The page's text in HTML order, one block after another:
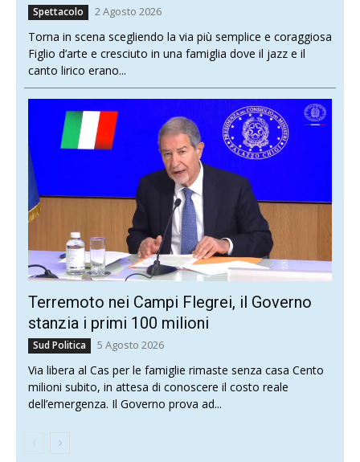
Spettacolo 2 Agosto 2026
Torna in scena scegliendo la via più semplice e coraggiosa
Figlio d’arte e cresciuto in una famiglia dove il jazz e il
canto lirico erano...
Terremoto nei Campi Flegrei, il Governo
stanzia i primi 100 milioni
Sud Politica 5 Agosto 2026
Via libera al Cas per le famiglie rimaste senza casa Cento
milioni subito, in attesa di conoscere il costo reale
dell’emergenza. Il Governo prova ad...